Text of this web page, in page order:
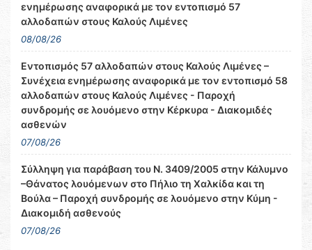
ενημέρωσης αναφορικά με τον εντοπισμό 57
αλλοδαπών στους Καλούς Λιμένες
08/08/26
Εντοπισμός 57 αλλοδαπών στους Καλούς Λιμένες –
Συνέχεια ενημέρωσης αναφορικά με τον εντοπισμό 58
αλλοδαπών στους Καλούς Λιμένες - Παροχή
συνδρομής σε λουόμενο στην Κέρκυρα - Διακομιδές
ασθενών
07/08/26
Σύλληψη για παράβαση του Ν. 3409/2005 στην Κάλυμνο
–Θάνατος λουόμενων στο Πήλιο τη Χαλκίδα και τη
Βούλα – Παροχή συνδρομής σε λουόμενο στην Κύμη -
Διακομιδή ασθενούς
07/08/26